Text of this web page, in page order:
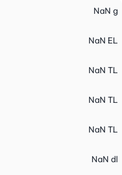
NaN g
NaN EL
NaN TL
NaN TL
NaN TL
NaN dl